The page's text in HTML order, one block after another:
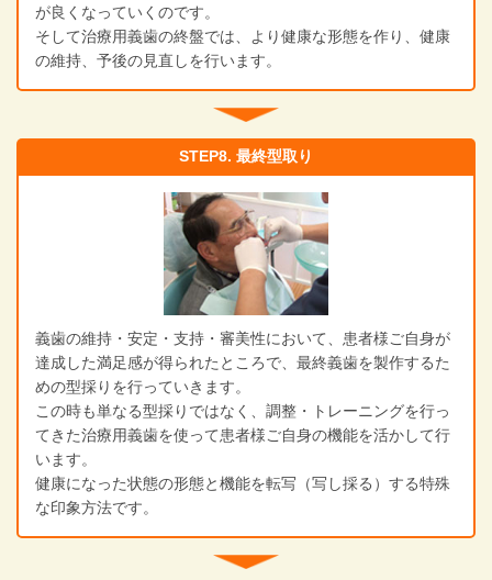
が良くなっていくのです。
そして治療用義歯の終盤では、より健康な形態を作り、健康
の維持、予後の見直しを行います。
STEP8. 最終型取り
義歯の維持・安定・支持・審美性において、患者様ご自身が
達成した満足感が得られたところで、最終義歯を製作するた
めの型採りを行っていきます。
この時も単なる型採りではなく、調整・トレーニングを行っ
てきた治療用義歯を使って患者様ご自身の機能を活かして行
います。
健康になった状態の形態と機能を転写（写し採る）する特殊
な印象方法です。